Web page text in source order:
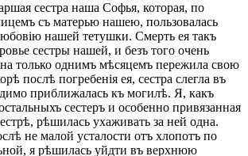
сестра наша Софья, которая, по
съ матерью нашею, пользовалась
нашей тетушки. Смерть ея такъ
сестры нашей, и безъ того очень
только однимъ мѣсяцемъ пережила свою
послѣ погребенія ея, сестра слегла въ
приближалась къ могилѣ. Я, какъ
сестеръ и особенно привязанная
рѣшилась ухаживать за ней одна.
не малой усталости отъ хлопотъ по
я рѣшилась уйдти въ верхнюю